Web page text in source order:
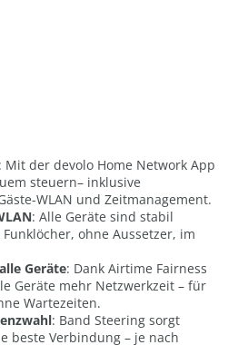
: Mit der devolo Home Network App
steuern– inklusive
WLAN und Zeitmanagement.
: Alle Geräte sind stabil
ohne Aussetzer, im
Geräte: Dank Airtime Fairness
Geräte mehr Netzwerkzeit – für
Wartezeiten.
: Band Steering sorgt
beste Verbindung – je nach